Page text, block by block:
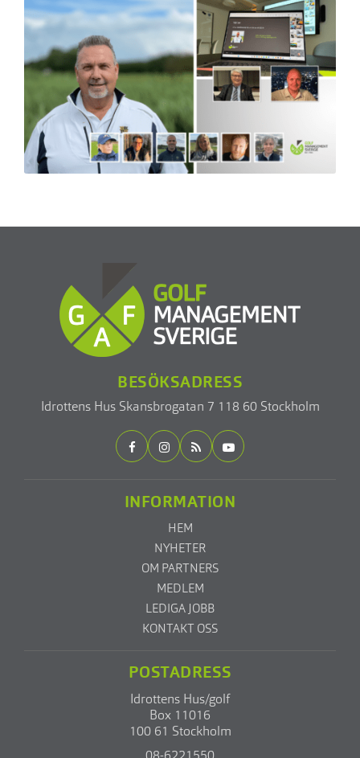
BESÖKSADRESS
Idrottens HusSkansbrogatan 7 118 60 Stockholm
INFORMATION
HEM
NYHETER
OM PARTNERS
MEDLEM
LEDIGA JOBB
KONTAKT OSS
POSTADRESS
Idrottens Hus/golf
Box 11016
100 61 Stockholm